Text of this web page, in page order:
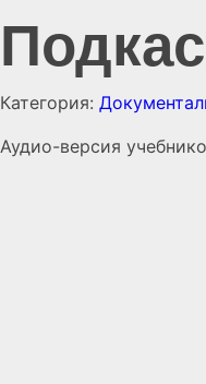
Категория:
Аудио-версия